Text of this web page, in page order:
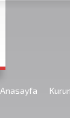
Anasayfa